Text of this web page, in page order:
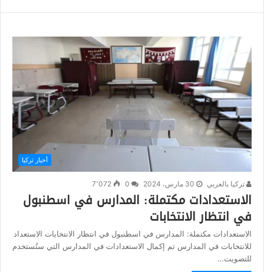
أخبار تركيا
تركيا بالعربي 30 مارس، 2024 7٬072
الاستعدادات مكتملة: المدارس في اسطنبول
في انتظار الانتخابات
الاستعدادات مكتملة: المدارس في اسطنبول في انتظار الانتخابات الاستعداد
للانتخابات في المدارس تم إكمال الاستعدادات في المدارس التي ستُستخدم
للتصويت…